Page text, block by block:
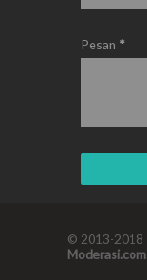
Pesan *
© 2013-2018
Moderasi.com